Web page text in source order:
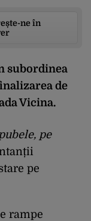
ne în
subordinea
de
Vicina.
pe
pe
rampe